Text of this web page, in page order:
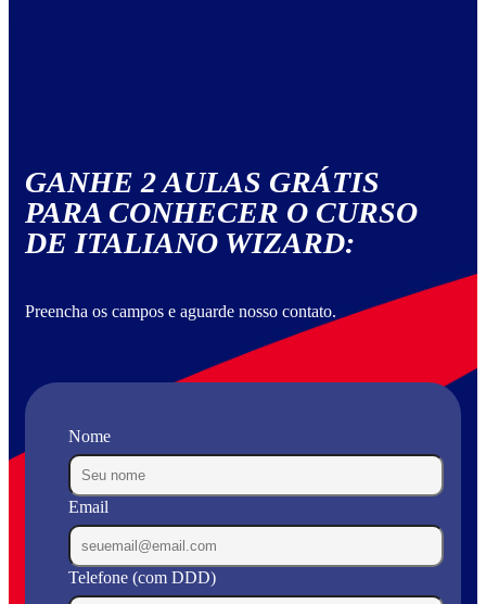
GANHE 2 AULAS GRÁTIS
PARA CONHECER O CURSO
DE ITALIANO WIZARD:
Preencha os campos e aguarde nosso contato.
Nome
Email
Telefone (com DDD)